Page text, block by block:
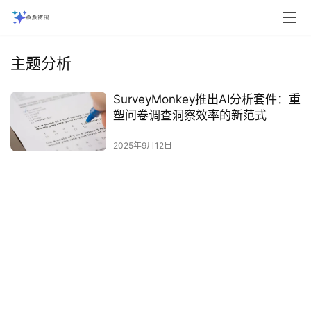
主题分析
‌SurveyMonkey推出AI分析套件：重
塑问卷调查洞察效率的新范式‌
2025年9月12日